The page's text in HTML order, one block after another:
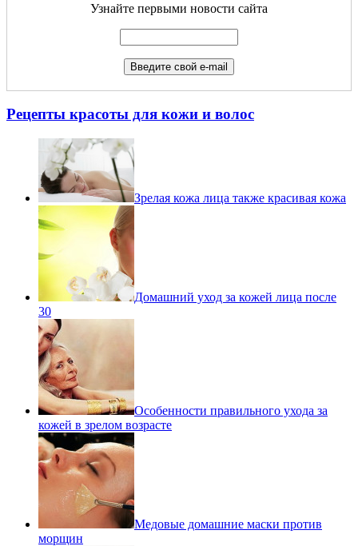
Узнайте первыми новости сайта
Рецепты красоты для кожи и волос
Зрелая кожа лица также красивая кожа
Домашний уход за кожей лица после
30
Особенности правильного ухода за
кожей в зрелом возрасте
Медовые домашние маски против
морщин